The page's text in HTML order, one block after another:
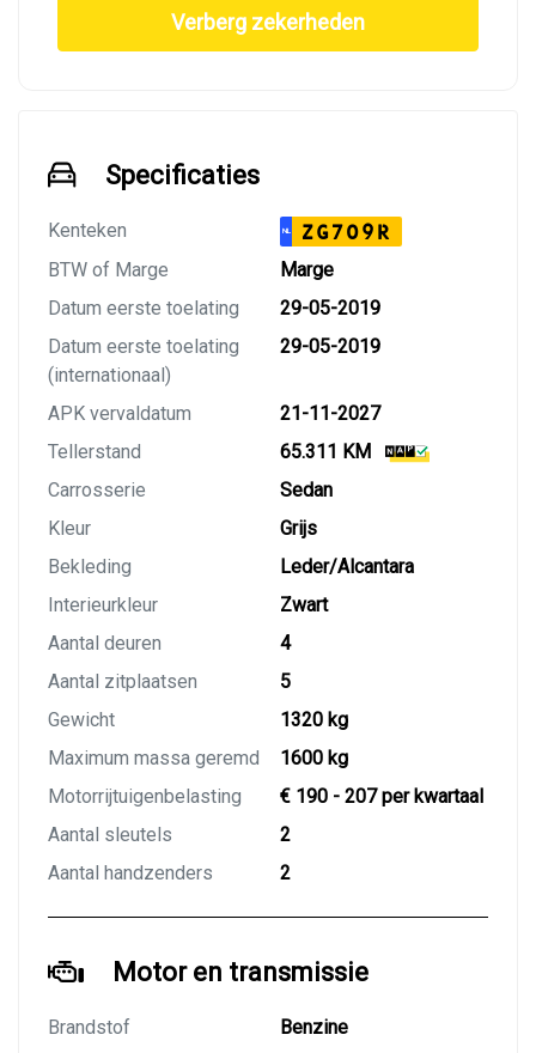
Verberg zekerheden
Specificaties
Kenteken NL ZG709R
BTW of Marge
Marge
Datum eerste toelating
29-05-2019
Datum eerste toelating
(internationaal)
29-05-2019
APK vervaldatum
21-11-2027
Tellerstand
65.311 KM
Carrosserie
Sedan
Kleur
Grijs
Bekleding
Leder/Alcantara
Interieurkleur
Zwart
Aantal deuren
4
Aantal zitplaatsen
5
Gewicht
1320 kg
Maximum massa geremd
1600 kg
Motorrijtuigenbelasting
€ 190 - 207 per kwartaal
Aantal sleutels
2
Aantal handzenders
2
Motor en transmissie
Brandstof
Benzine